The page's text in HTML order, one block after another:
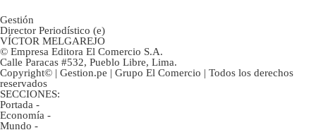
Gestión
Director Periodístico (e)
VÍCTOR MELGAREJO
© Empresa Editora El Comercio S.A.
Calle Paracas #532, Pueblo Libre, Lima.
Copyright© | Gestion.pe | Grupo El Comercio | Todos los derechos
reservados
SECCIONES:
Portada -
Economía -
Mundo -